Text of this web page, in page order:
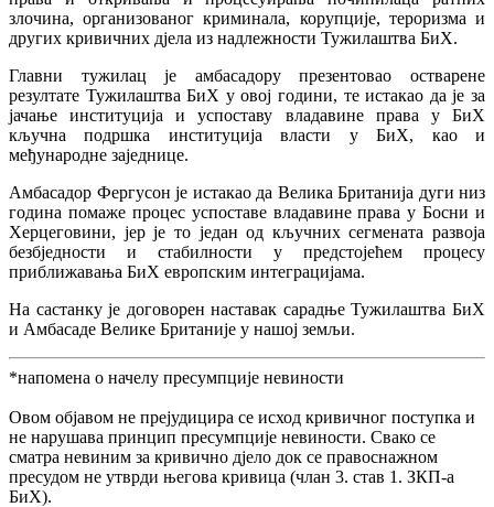
злочина, организованог криминала, корупције, тероризма и
других кривичних дјела из надлежности Тужилаштва БиХ.
Главни тужилац је амбасадору презентовао остварене
резултате Тужилаштва БиХ у овој години, те истакао да је за
јачање институција и успоставу владавине права у БиХ
кључна подршка институција власти у БиХ, као и
међународне заједнице.
Амбасадор Фергусон је истакао да Велика Британија дуги низ
година помаже процес успоставе владавине права у Босни и
Херцеговини, јер је то један од кључних сегмената развоја
безбједности и стабилности у предстојећем процесу
приближавања БиХ европским интеграцијама.
На састанку је договорен наставак сарадње Тужилаштва БиХ
и Амбасаде Велике Британије у нашој земљи.
*напомена о начелу пресумпције невиности
Овом објавом не прејудицира се исход кривичног поступка и
не нарушава принцип пресумпције невиности. Свако се
сматра невиним за кривично дјело док се правоснажном
пресудом не утврди његова кривица (члан 3. став 1. ЗКП-а
БиХ).